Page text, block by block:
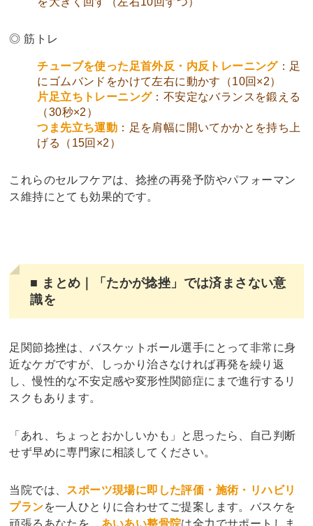
◎ 筋トレ
チューブを使った足首外反・内反トレーニング：足
にゴムバンドをかけて左右に動かす（10回×2）
片足立ちトレーニング：不安定なバランスを鍛える
（30秒×2）
つま先立ち運動 ：足を肩幅に開いてかかとを持ち上
げる（15回×2）
これらのセルフケアは、捻挫の再発予防やパフォーマン
ス維持にとても効果的です。
■ まとめ｜「たかが捻挫」では済まさない意
識を
足関節捻挫は、バスケットボール選手にとって非常に身
近なケガですが、しっかり治さなければ再発を繰り返
し、慢性的な不安定感や変形性関節症にまで進行するリ
スクもあります。
「あれ、ちょっとおかしいかも」と思ったら、自己判断
せず早めに専門家に相談してください。
当院では、 スポーツ現場に即した評価・施術・リハビリ
プランを一人ひとりに合わせてご提案します。バスケを
頑張るあなたを、 あいあい整骨院は全力でサポートしま